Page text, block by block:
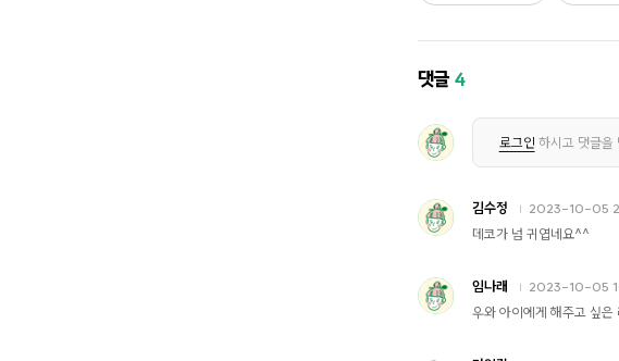
댓글4
로그인 하시고 댓글을
김수정 2023-10-05
데코가 넘 귀엽네요^^
임나래 2023-10-05
우와 아이에게 해주고 싶